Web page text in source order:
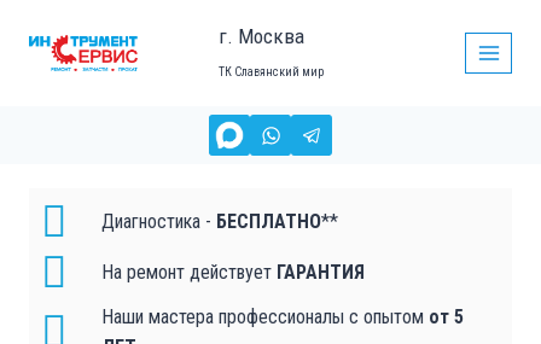
г. Москва
ТК Славянский мир
РЕМОНТ КОМПРЕССОРОВ (БЕНЗИНОВЫХ))
Москве
Диагностика - БЕСПЛАТНО**
На ремонт действует ГАРАНТИЯ
Наши мастера профессионалы с опытом от 5